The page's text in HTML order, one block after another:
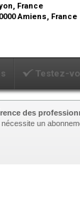
France
Amiens, France
Testez-
des
un